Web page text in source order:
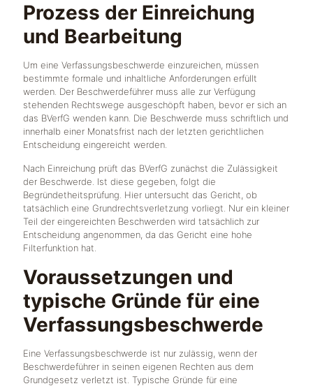
Prozess der Einreichung
und Bearbeitung
Um eine Verfassungsbeschwerde einzureichen, müssen
bestimmte formale und inhaltliche Anforderungen erfüllt
werden. Der Beschwerdeführer muss alle zur Verfügung
stehenden Rechtswege ausgeschöpft haben, bevor er sich an
das BVerfG wenden kann. Die Beschwerde muss schriftlich und
innerhalb einer Monatsfrist nach der letzten gerichtlichen
Entscheidung eingereicht werden.
Nach Einreichung prüft das BVerfG zunächst die Zulässigkeit
der Beschwerde. Ist diese gegeben, folgt die
Begründetheitsprüfung. Hier untersucht das Gericht, ob
tatsächlich eine Grundrechtsverletzung vorliegt. Nur ein kleiner
Teil der eingereichten Beschwerden wird tatsächlich zur
Entscheidung angenommen, da das Gericht eine hohe
Filterfunktion hat.
Voraussetzungen und
typische Gründe für eine
Verfassungsbeschwerde
Eine Verfassungsbeschwerde ist nur zulässig, wenn der
Beschwerdeführer in seinen eigenen Rechten aus dem
Grundgesetz verletzt ist. Typische Gründe für eine